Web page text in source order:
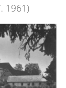
1961)